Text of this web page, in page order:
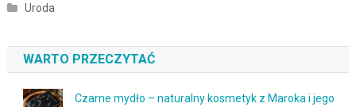
Uroda
WARTO PRZECZYTAĆ
Czarne mydło – naturalny kosmetyk z Maroka i jego